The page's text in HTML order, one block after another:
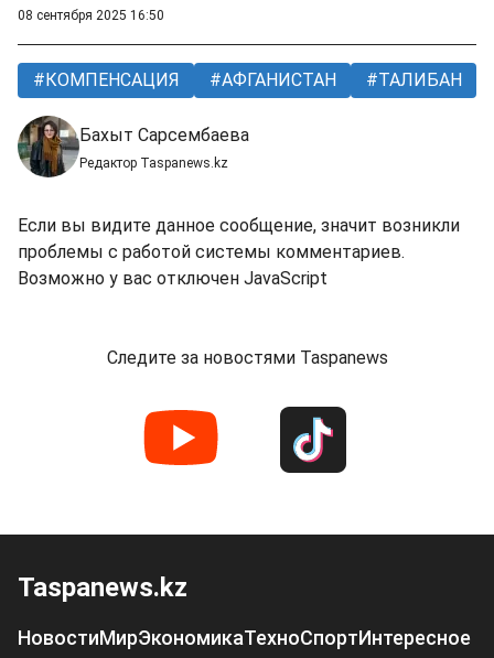
08 сентября 2025 16:50
КОМПЕНСАЦИЯ АФГАНИСТАН ТАЛИБАН
Бахыт Сарсембаева
Редактор Taspanews.kz
Если вы видите данное сообщение, значит возникли
проблемы с работой системы комментариев.
Возможно у вас отключен JavaScript
Следите за новостями Taspanews
Taspanews.kz
НовостиМирЭкономикаТехноСпортИнтересное